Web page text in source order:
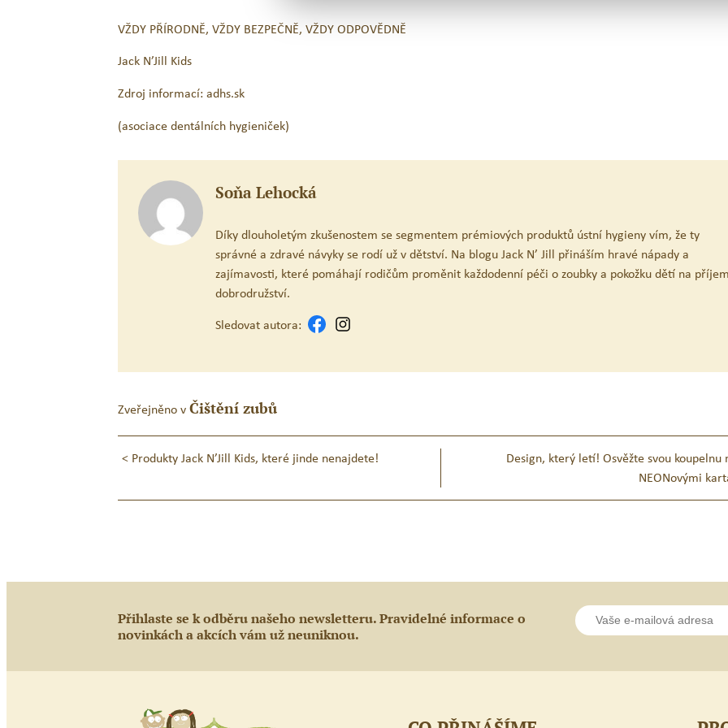
VŽDY PŘÍRODNĚ, VŽDY BEZPEČNĚ, VŽDY ODPOVĚDNĚ
Jack N’Jill Kids
Zdroj informací: adhs.sk
(asociace dentálních hygieniček)
Soňa Lehocká
Díky dlouholetým zkušenostem se segmentem prémiových produktů ústní hygieny vím, že ty
správné a zdravé návyky se rodí už v dětství. Na blogu Jack N’ Jill přináším hravé nápady a
zajímavosti, které pomáhají rodičům proměnit každodenní péči o zoubky a pokožku dětí na
dobrodružství.
Sledovat autora:
Zveřejněno vČištění zubů
Navigace
pro
< Produkty Jack N’Jill Kids, které jinde nenajdete!
Design, který letí! Osvěžte svou koupelnu
NEONovými
Přihlaste se k odběru našeho newsletteru. Pravidelné informace o
novinkách a akcích vám už neuniknou.